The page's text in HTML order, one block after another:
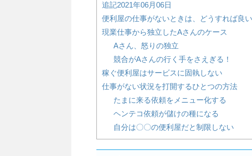
追記2021年06月06日
便利屋の仕事がないときは、どうすれば良
現業仕事から独立したAさんのケース
Aさん、怒りの独立
競合がAさんの行く手をさえぎる！
稼ぐ便利屋はサービスに固執しない
仕事がない状況を打開するひとつの方法
たまに来る依頼をメニュー化する
ヘンテコ依頼が儲けの種になる
自分は〇〇の便利屋だと制限しない